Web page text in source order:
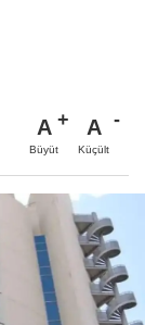
A
Büyüt
A
Küçült